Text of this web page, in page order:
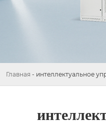
Главная - интеллектуальное